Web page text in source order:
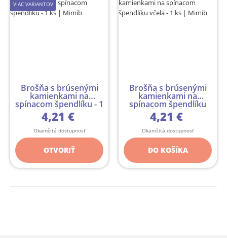
VIAC VARIANTOV
Brošňa s brúsenými
kamienkami na
spínacom špendlíku - 1
ks
4,21 €
Okamžitá dostupnosť
OTVORIŤ
Brošňa s brúsenými
kamienkami na
spínacom špendlíku
včela - 1 ks
4,21 €
Okamžitá dostupnosť
DO KOŠÍKA